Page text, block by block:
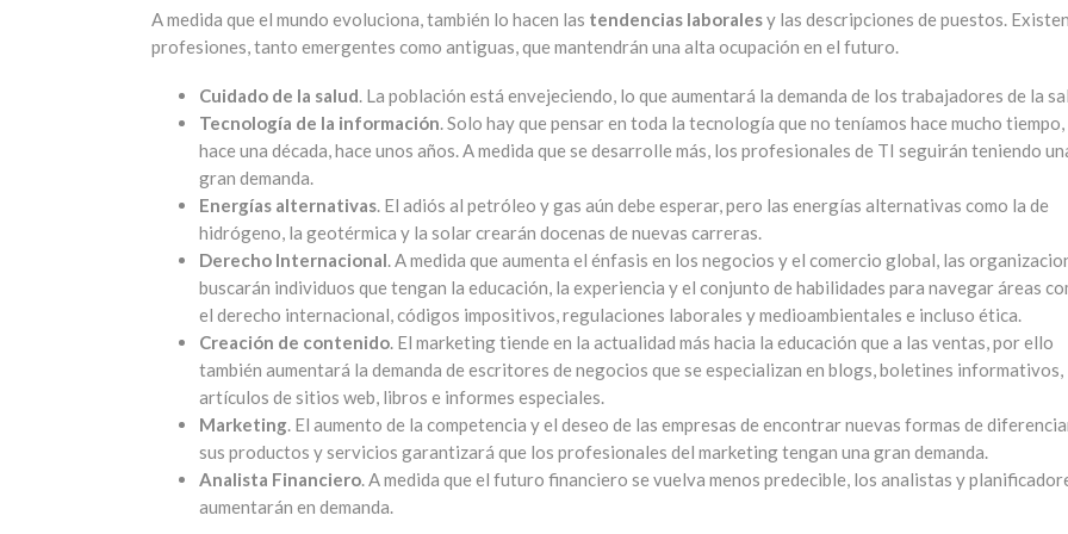
A medida que el mundo evoluciona, también lo hacen las tendencias laboralesy las descripciones de puestos. Existen
profesiones, tanto emergentes como antiguas, que mantendrán una alta ocupación en el futuro.
Cuidado de la salud. La población está envejeciendo, lo que aumentará la demanda de los trabajadores de la
Tecnología de la información. Solo hay que pensar en toda la tecnología que no teníamos hace mucho tiempo,
hace una década, hace unos años. A medida que se desarrolle más, los profesionales de TI seguirán teniendo
gran demanda.
Energías alternativas. El adiós al petróleo y gas aún debe esperar, pero las energías alternativas como la de
hidrógeno, la geotérmica y la solar crearán docenas de nuevas carreras.
Derecho Internacional. A medida que aumenta el énfasis en los negocios y el comercio global, las
buscarán individuos que tengan la educación, la experiencia y el conjunto de habilidades para navegar áreas
el derecho internacional, códigos impositivos, regulaciones laborales y medioambientales e incluso ética.
Creación de contenido. El marketing tiende en la actualidad más hacia la educación que a las ventas, por ello
también aumentará la demanda de escritores de negocios que se especializan en blogs, boletines informativos,
artículos de sitios web, libros e informes especiales.
Marketing. El aumento de la competencia y el deseo de las empresas de encontrar nuevas formas de
sus productos y servicios garantizará que los profesionales del marketing tengan una gran demanda.
Analista Financiero. A medida que el futuro financiero se vuelva menos predecible, los analistas y
aumentarán en demanda.